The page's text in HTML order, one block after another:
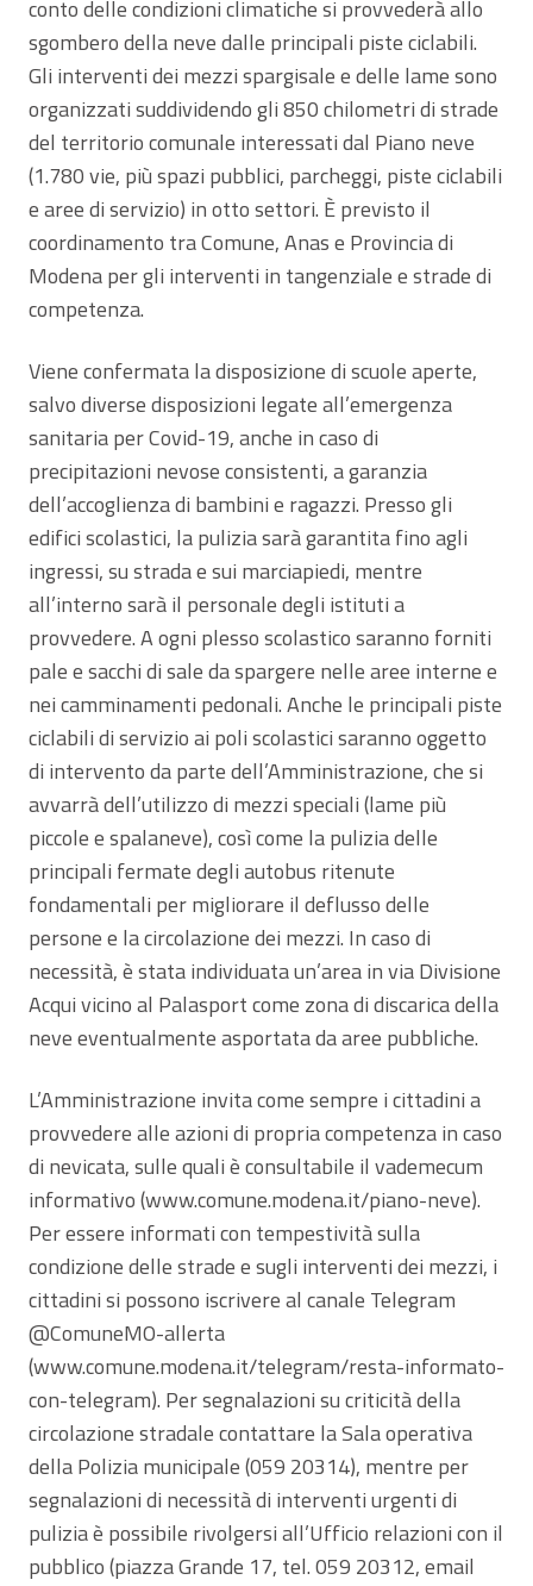
conto delle condizioni climatiche si provvederà allo
sgombero della neve dalle principali piste ciclabili.
Gli interventi dei mezzi spargisale e delle lame sono
organizzati suddividendo gli 850 chilometri di strade
del territorio comunale interessati dal Piano neve
(1.780 vie, più spazi pubblici, parcheggi, piste ciclabili
e aree di servizio) in otto settori. È previsto il
coordinamento tra Comune, Anas e Provincia di
Modena per gli interventi in tangenziale e strade di
competenza.
Viene confermata la disposizione di scuole aperte,
salvo diverse disposizioni legate all’emergenza
sanitaria per Covid-19, anche in caso di
precipitazioni nevose consistenti, a garanzia
dell’accoglienza di bambini e ragazzi. Presso gli
edifici scolastici, la pulizia sarà garantita fino agli
ingressi, su strada e sui marciapiedi, mentre
all’interno sarà il personale degli istituti a
provvedere. A ogni plesso scolastico saranno forniti
pale e sacchi di sale da spargere nelle aree interne e
nei camminamenti pedonali. Anche le principali piste
ciclabili di servizio ai poli scolastici saranno oggetto
di intervento da parte dell’Amministrazione, che si
avvarrà dell’utilizzo di mezzi speciali (lame più
piccole e spalaneve), così come la pulizia delle
principali fermate degli autobus ritenute
fondamentali per migliorare il deflusso delle
persone e la circolazione dei mezzi. In caso di
necessità, è stata individuata un’area in via Divisione
Acqui vicino al Palasport come zona di discarica della
neve eventualmente asportata da aree pubbliche.
L’Amministrazione invita come sempre i cittadini a
provvedere alle azioni di propria competenza in caso
di nevicata, sulle quali è consultabile il vademecum
informativo (www.comune.modena.it/piano-neve).
Per essere informati con tempestività sulla
condizione delle strade e sugli interventi dei mezzi, i
cittadini si possono iscrivere al canale Telegram
@ComuneMO-allerta
(www.comune.modena.it/telegram/resta-informato-
con-telegram). Per segnalazioni su criticità della
circolazione stradale contattare la Sala operativa
della Polizia municipale (059 20314), mentre per
segnalazioni di necessità di interventi urgenti di
pulizia è possibile rivolgersi all’Ufficio relazioni con il
pubblico (piazza Grande 17, tel. 059 20312, email